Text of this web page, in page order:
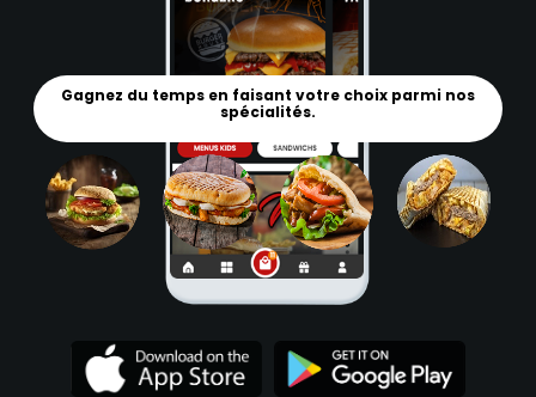
Gagnez du temps en faisant votre choix parmi nos
spécialités.